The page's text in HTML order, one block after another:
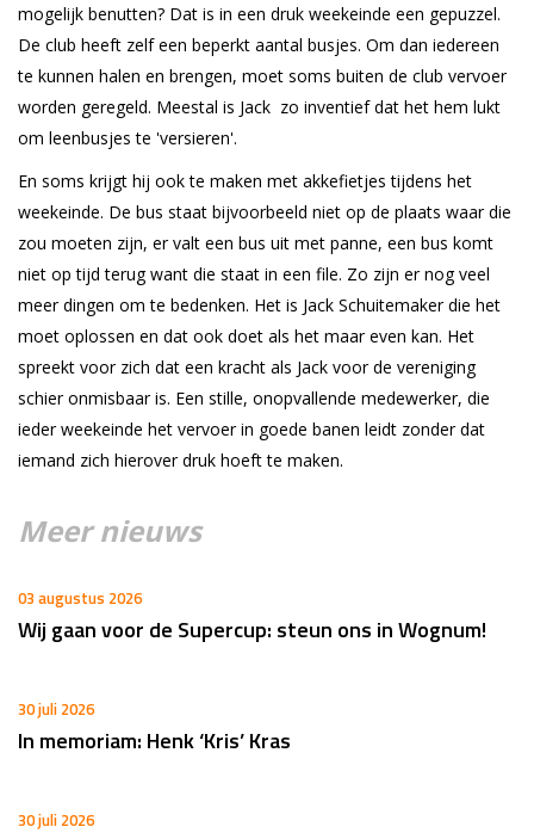
mogelijk benutten? Dat is in een druk weekeinde een gepuzzel.
De club heeft zelf een beperkt aantal busjes. Om dan iedereen
te kunnen halen en brengen, moet soms buiten de club vervoer
worden geregeld. Meestal is Jack zo inventief dat het hem lukt
om leenbusjes te 'versieren'.
En soms krijgt hij ook te maken met akkefietjes tijdens het
weekeinde. De bus staat bijvoorbeeld niet op de plaats waar die
zou moeten zijn, er valt een bus uit met panne, een bus komt
niet op tijd terug want die staat in een file. Zo zijn er nog veel
meer dingen om te bedenken. Het is Jack Schuitemaker die het
moet oplossen en dat ook doet als het maar even kan. Het
spreekt voor zich dat een kracht als Jack voor de vereniging
schier onmisbaar is. Een stille, onopvallende medewerker, die
ieder weekeinde het vervoer in goede banen leidt zonder dat
iemand zich hierover druk hoeft te maken.
Meer nieuws
03 augustus 2026
Wij gaan voor de Supercup: steun ons in Wognum!
30 juli 2026
In memoriam: Henk ‘Kris’ Kras
30 juli 2026